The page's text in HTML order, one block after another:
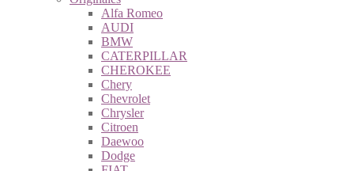
Alfa Romeo
AUDI
BMW
CATERPILLAR
CHEROKEE
Chery
Chevrolet
Chrysler
Citroen
Daewoo
Dodge